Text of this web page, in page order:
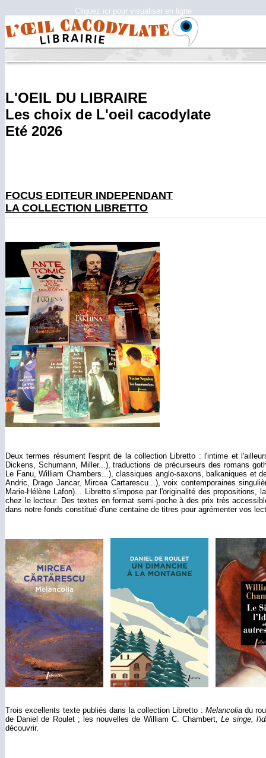
Cliquez ici pour visualiser en ligne
L'OEIL DU LIBRAIRE
Les choix de L'oeil cacodylate
Eté 2026
FOCUS EDITEUR INDEPENDANT
LA COLLECTION LIBRETTO
Deux termes résument l'esprit de la collection Libretto : l'intime et
Dickens, Schumann, Miller...), traductions de précurseurs des romans
Le Fanu, William Chambers...), classiques anglo-saxons, balkaniques et
Andric, Drago Jancar, Mircea Cartarescu...), voix contemporaines
Marie-Hélène Lafon)... Libretto s'impose par l'originalité des propositions,
chez le lecteur. Des textes en format semi-poche à des prix très
dans notre fonds constitué d'une centaine de titres pour agrémenter vos
Trois excellents texte publiés dans la collection Libretto : Melancoliadu
de Daniel de Roulet ; les nouvelles de William C. Chambert,Le singe,
découvrir.